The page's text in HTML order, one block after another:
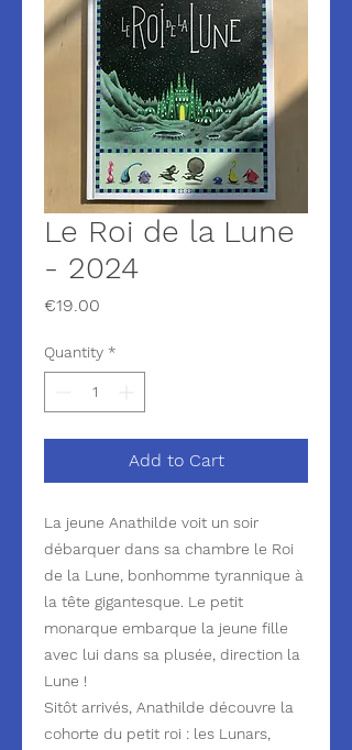
Le Roi de la Lune
- 2024
€19.00
Quantity *
Add to Cart
La jeune Anathilde voit un soir
débarquer dans sa chambre le Roi
de la Lune, bonhomme tyrannique à
la tête gigantesque. Le petit
monarque embarque la jeune fille
avec lui dans sa plusée, direction la
Lune !
Sitôt arrivés, Anathilde découvre la
cohorte du petit roi : les Lunars,